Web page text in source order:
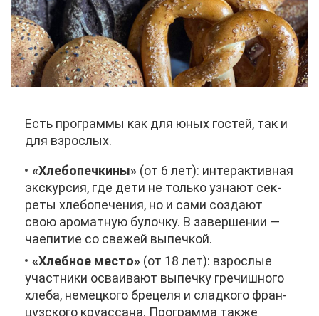
Есть про­грам­мы как для юных го­стей, так и
для взрос­лых.
«Хле­бо­печ­ки­ны» (от 6 лет): ин­тер­ак­тив­ная
экс­кур­сия, где де­ти не толь­ко узна­ют сек­
ре­ты хле­бо­пе­че­ния, но и са­ми со­зда­ют
свою аро­мат­ную бу­лоч­ку. В за­вер­ше­нии —
чае­пи­тие со све­жей вы­печ­кой.
«Хлеб­ное ме­сто» (от 18 лет): взрос­лые
участ­ни­ки осва­и­ва­ют вы­печ­ку гре­чиш­но­го
хле­ба, немец­ко­го бре­це­ля и слад­ко­го фран­
цуз­ско­го круас­са­на. Про­грам­ма та­к­же